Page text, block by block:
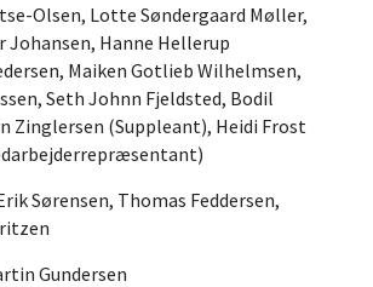
Olsen, Lotte Søndergaard Møller,
Johansen, Hanne Hellerup
Maiken Gotlieb Wilhelmsen,
Seth Johnn Fjeldsted, Bodil
Zinglersen (Suppleant), Heidi Frost
Sørensen, Thomas Feddersen,
Gundersen